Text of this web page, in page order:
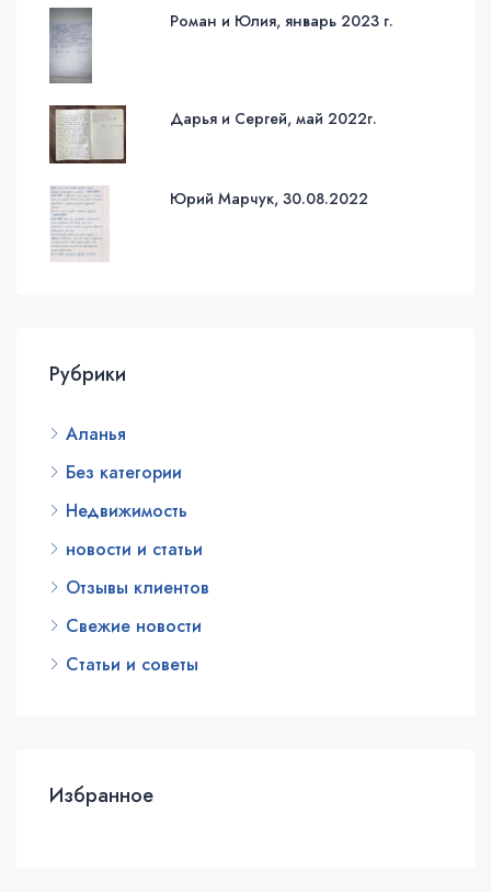
Роман и Юлия, январь 2023 г.
Дарья и Сергей, май 2022г.
Юрий Марчук, 30.08.2022
Рубрики
Аланья
Без категории
Недвижимость
новости и статьи
Отзывы клиентов
Свежие новости
Статьи и советы
Избранное